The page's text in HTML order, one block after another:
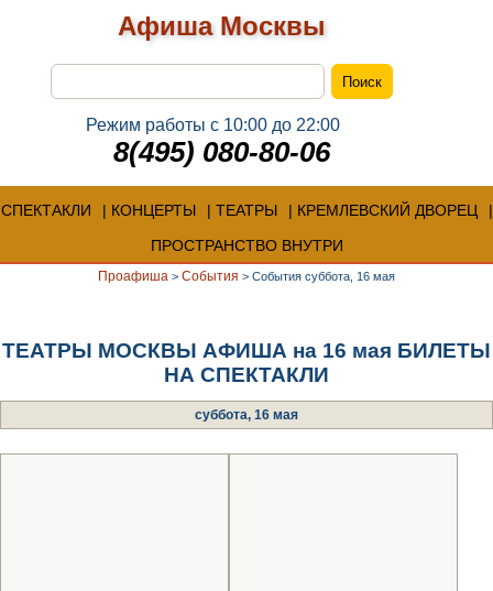
Афиша Москвы
Режим работы с 10:00 до 22:00
8(495) 080-80-06
СПЕКТАКЛИ КОНЦЕРТЫ ТЕАТРЫ
КРЕМЛЕВСКИЙ ДВОРЕЦ
ПРОСТРАНСТВО ВНУТРИ
Проафиша > События > События суббота, 16 мая
ТЕАТРЫ МОСКВЫ АФИША на 16 мая БИЛЕТЫ
НА СПЕКТАКЛИ
суббота, 16 мая